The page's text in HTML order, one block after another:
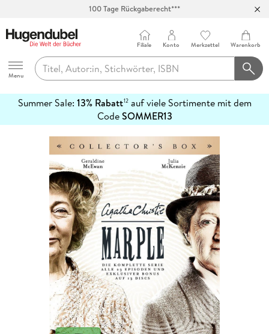
100 Tage Rückgaberecht***
Hugendubel
Menu
Filiale Konto Merkzettel Warenkorb
Summer Sale: 13% Rabatt12auf viele Sortimente mit dem
CodeSOMMER13
erfahren